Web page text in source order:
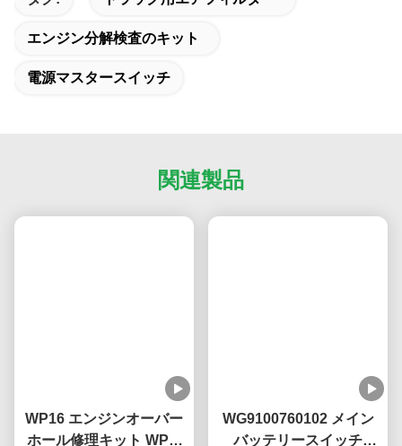
していますが、送料はお客様にご負担いただきます。エン
7.注文方法を教えてください。
(3)PIを確認し、支払いを行います。
(4)支払いを確認し、生産を手配します。
関連製品